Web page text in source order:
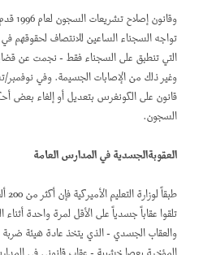
تواجه السجناء الساعين للانتصاف لحقوقهم
التي تنطبق على السجناء فقط - نجمت عن
قانون على الكونغرس بتعديل أو إلغاء بعض
السجون.
العقوبةالجسدية في المدارس العامة
والعقاب الجسدي - الذي يتخذ عادة هيئة